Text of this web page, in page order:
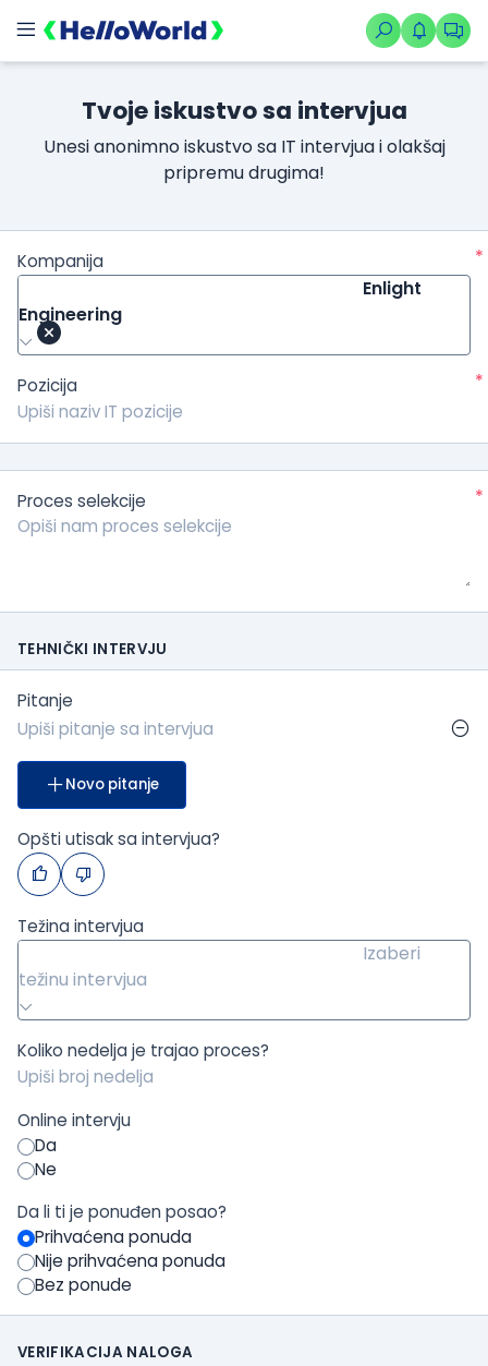
Tvoje iskustvo sa intervjua
Unesi anonimno iskustvo sa IT intervjua i olakšaj
pripremu drugima!
Kompanija
*
Enlight
Engineering
Pozicija *
Proces selekcije *
TEHNIČKI INTERVJU
Pitanje
Novo pitanje
Opšti utisak sa intervjua?
Težina intervjua
Izaberi
težinu intervjua
Koliko nedelja je trajao proces?
Online intervju
Da
Ne
Da li ti je ponuđen posao?
Prihvaćena ponuda
Nije prihvaćena ponuda
Bez ponude
VERIFIKACIJA NALOGA